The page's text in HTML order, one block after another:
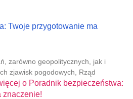
Twoje przygotowanie ma
zarówno geopolitycznych, jak i
zjawisk pogodowych, Rząd
o Poradnik bezpieczeństwa:
znaczenie!